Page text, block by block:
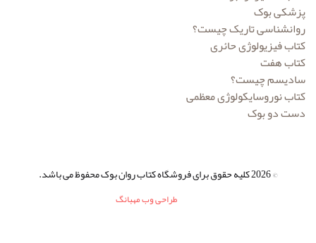
پزشکی بوک
روانشناسی تاریک چیست؟
کتاب فیزیولوژی حائری
کتاب هفت
سادیسم چیست؟
کتاب نوروسایکولوژی معظمی
دست دو بوک
© 2026 کلیه حقوق برای فروشگاه کتاب روان بوک محفوظ می باشد.
طراحی وب مهبانگ